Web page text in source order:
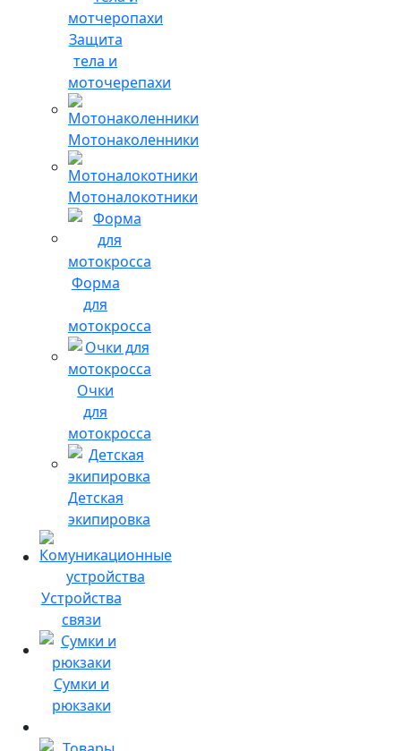
Защита
тела и
моточерепахи
Мотонаколенники
Мотоналокотники
Форма
для
мотокросса
Очки
для
мотокросса
Детская
экипировка
Устройства
связи
Сумки и
рюкзаки